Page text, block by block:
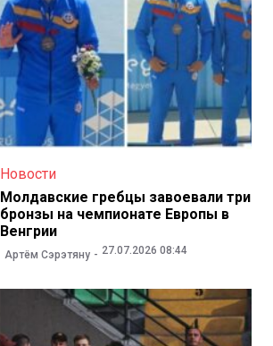
Новости
Молдавские гребцы завоевали три
бронзы на чемпионате Европы в
Венгрии
Артём Сэрэтяну 27.07.2026 08:44